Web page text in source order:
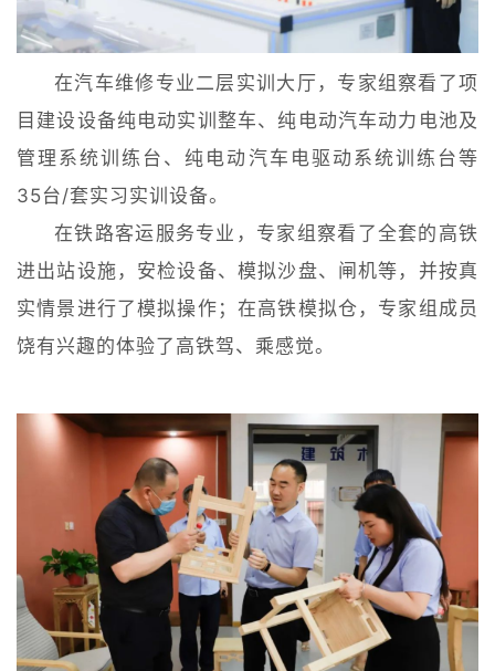
在汽车维修专业二层实训大厅，专家组察看了项
目建设设备纯电动实训整车、纯电动汽车动力电池及
管理系统训练台、纯电动汽车电驱动系统训练台等
35台/套实习实训设备。
在铁路客运服务专业，专家组察看了全套的高铁
进出站设施，安检设备、模拟沙盘、闸机等，并按真
实情景进行了模拟操作；在高铁模拟仓，专家组成员
饶有兴趣的体验了高铁驾、乘感觉。